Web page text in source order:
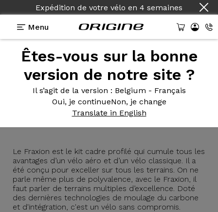
Expédition de votre vélo en 4 semaines
Menu
Êtes-vous sur la bonne
version de notre site ?
Il s’agit de la version : Belgium - Français
Oui, je continueNon, je change
Translate in English
Présentation
GTR
Le Fraxion est le kit cadre profilé qui cumule tous les
avantages d’un vélo aéro et d’un vélo classique. Il a
été conçu pour exceller sur tous les terrains. On ne
parle même plus de polyvalence, avec le Fraxion, il
faut parler de terrains multiples d’excellence. Doté
des dernières technologies de moulage du carbone
et d'intégration, c'est un vélo sans compromis.